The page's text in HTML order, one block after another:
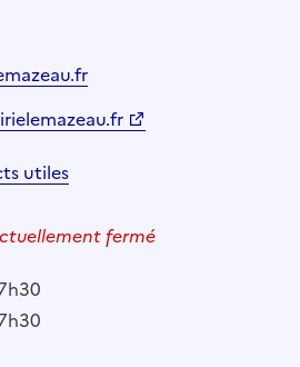
utiles
fermé